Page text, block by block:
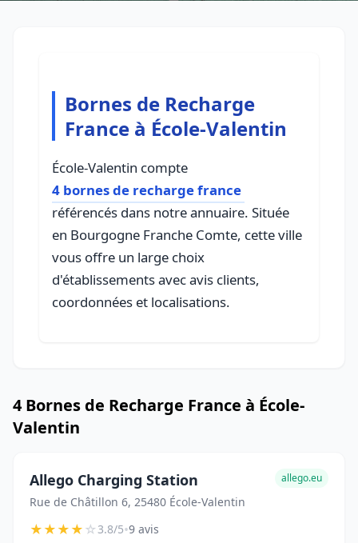
Bornes de Recharge
France à École-Valentin
École-Valentin compte
4 bornes de recharge france
référencés dans notre annuaire. Située
en Bourgogne Franche Comte, cette ville
vous offre un large choix
d'établissements avec avis clients,
coordonnées et localisations.
4 Bornes de Recharge France à École-
Valentin
Allego Charging Station
Rue de Châtillon 6, 25480 École-Valentin
allego.eu
★★★★☆3.8/5•9 avis